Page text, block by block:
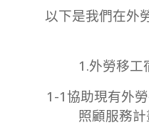
以下是我們在外
1.外勞移工
1-1協助現有外
照顧服務計